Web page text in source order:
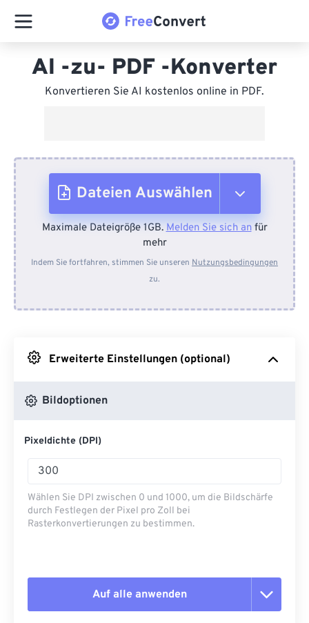
AI -zu- PDF -Konverter
Konvertieren Sie AI kostenlos online in PDF.
Dateien Auswählen
Vom Gerät
Von Dropbox
Maximale Dateigröße 1GB.Melden Sie sich anfür
mehr
Indem Sie fortfahren, stimmen Sie unseren Nutzungsbedingungen
zu.
Erweiterte Einstellungen (optional)
Bildoptionen
Pixeldichte (DPI)
Wählen Sie DPI zwischen 0 und 1000, um die Bildschärfe
durch Festlegen der Pixel pro Zoll bei
Rasterkonvertierungen zu bestimmen.
Auf alle anwenden